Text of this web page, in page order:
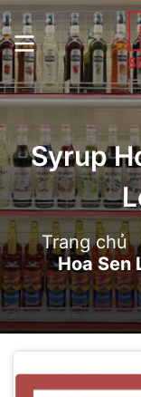
Syrup
Trang chủ
Hoa Sen